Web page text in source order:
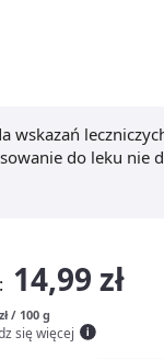
wskazań
do leku nie
14,99 zł
/ 100 g
się więcej